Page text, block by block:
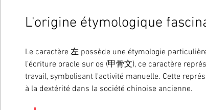
L'origine étymologique
Le caractère 左 possède une étymologie
l'écriture oracle sur os (甲骨文), ce caractère
travail, symbolisant l'activité manuelle. Cette
à la dextérité dans la société chinoise ancienne.